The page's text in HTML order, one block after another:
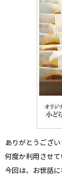
ありがとうござい
何度か利用させて
今回は、
お世話